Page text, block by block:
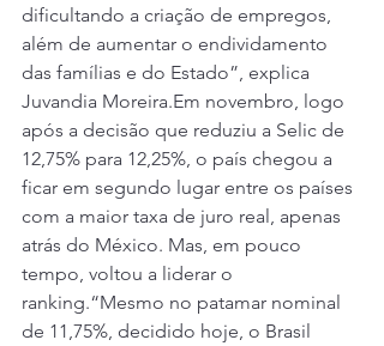
dificultando a criação de empregos,
além de aumentar o endividamento
das famílias e do Estado”, explica
Juvandia Moreira.Em novembro, logo
após a decisão que reduziu a Selic de
12,75% para 12,25%, o país chegou a
ficar em segundo lugar entre os países
com a maior taxa de juro real, apenas
atrás do México. Mas, em pouco
tempo, voltou a liderar o
ranking.“Mesmo no patamar nominal
de 11,75%, decidido hoje, o Brasil